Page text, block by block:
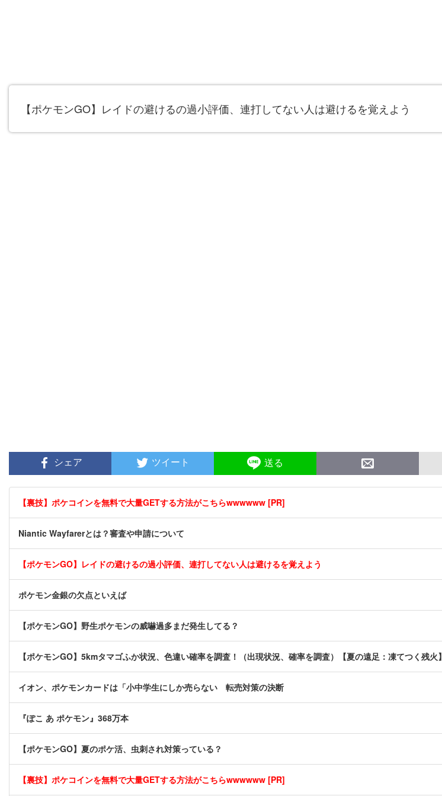
【ポケモンGO】レイドの避けるの過小評価、連打してない人は避けるを覚えよう
シェア ツイート 送る
【裏技】ポケコインを無料で大量GETする方法がこちらwwwwww [PR]
Niantic Wayfarerとは？審査や申請について
【ポケモンGO】レイドの避けるの過小評価、連打してない人は避けるを覚えよう
ポケモン金銀の欠点といえば
【ポケモンGO】野生ポケモンの威嚇過多まだ発生してる？
【ポケモンGO】5kmタマゴふか状況、色違い確率を調査！（出現状況、確率を調査）【夏の遠足：凍てつく残火】
イオン、ポケモンカードは「小中学生にしか売らない 転売対策の決断
『ぽこ あ ポケモン』368万本
【ポケモンGO】夏のポケ活、虫刺され対策っている？
【裏技】ポケコインを無料で大量GETする方法がこちらwwwwww [PR]